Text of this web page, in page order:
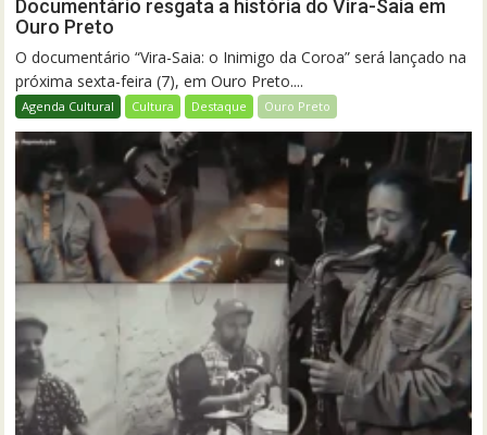
Documentário resgata a história do Vira-Saia em
Ouro Preto
O documentário “Vira-Saia: o Inimigo da Coroa” será lançado na
próxima sexta-feira (7), em Ouro Preto....
Agenda Cultural Cultura Destaque Ouro Preto